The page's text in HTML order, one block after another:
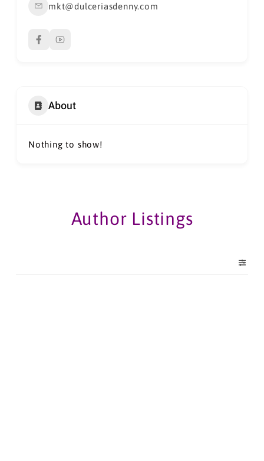
mkt@dulceriasdenny.com
About
Nothing to show!
Author Listings